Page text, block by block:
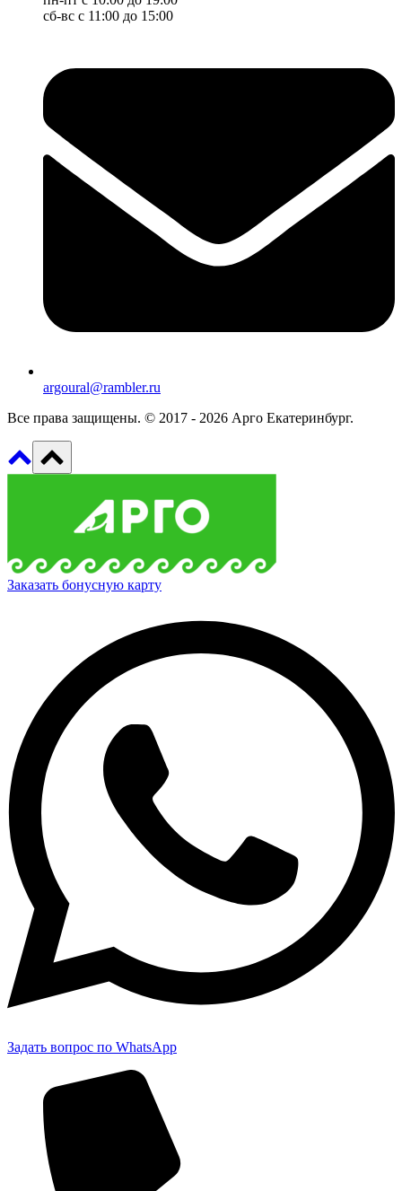
сб-вс с 11:00 до 15:00
argoural@rambler.ru
Все права защищены. © 2017 - 2026 Арго Екатеринбург.
Заказать бонусную карту
Задать вопрос по WhatsApp